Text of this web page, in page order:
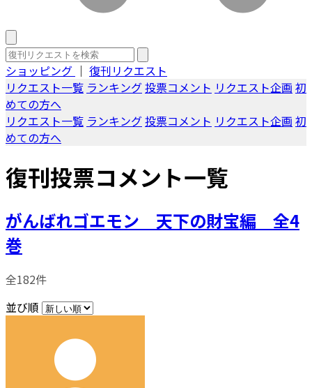
ショッピング ｜ 復刊リクエスト
リクエスト一覧 ランキング投票コメント リクエスト企画 初
めての方へ
リクエスト一覧 ランキング投票コメント リクエスト企画 初
めての方へ
復刊投票コメント一覧
がんばれゴエモン 天下の財宝編 全4
巻
全182件
並び順